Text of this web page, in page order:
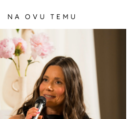
NA OVU TEMU